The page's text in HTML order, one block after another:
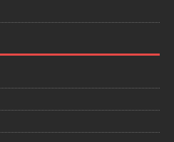
極採用企業
月13日 ]
きるイベント開催 】香川・大阪勤務
関東エリアで圧倒的な存在感を誇る総